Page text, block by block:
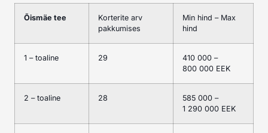
Õismäe tee
Korterite arv
pakkumises
Min hind – Max
hind
1 – toaline 29
410 000 –
800 000 EEK
2 – toaline 28
585 000 –
1 290 000 EEK